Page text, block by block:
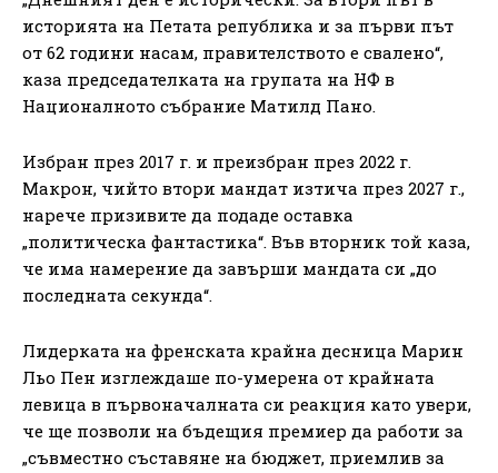
историята на Петата република и за първи път
от 62 години насам, правителството е свалено“,
каза председателката на групата на НФ в
Националното събрание Матилд Пано.
Избран през 2017 г. и преизбран през 2022 г.
Макрон, чийто втори мандат изтича през 2027 г.,
нарече призивите да подаде оставка
„политическа фантастика“. Във вторник той каза,
че има намерение да завърши мандата си „до
последната секунда“.
Лидерката на френската крайна десница Марин
Льо Пен изглеждаше по-умерена от крайната
левица в първоначалната си реакция като увери,
че ще позволи на бъдещия премиер да работи за
„съвместно съставяне на бюджет, приемлив за